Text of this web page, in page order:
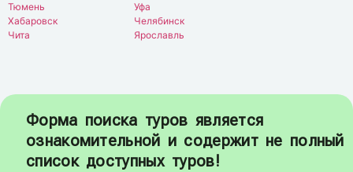
Тюмень
Уфа
Хабаровск
Челябинск
Чита
Ярославль
Форма поиска туров является
ознакомительной и содержит не полный
список доступных туров!